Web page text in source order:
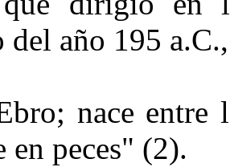
del año 195
nace entre
en peces" (2).